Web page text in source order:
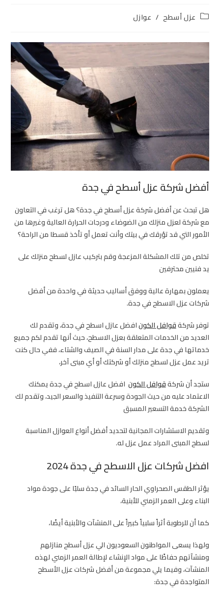
عزل أسطح / عوازل
أفضل شركة عزل أسطح في جدة
هل تبحث عن أفضل شركة عزل أسطح في جدة؟ هل ترغب في التعاون
مع شركة لعزل منزلك من الضوضاء ودرجات الحرارة العالية وغيرها من
الأمور التي قد تؤرقك في بيتك وأنت تعمل أو تأخذ قسطا من الراحة؟
تخلص من تلك المشكلة المزعجة وقم بتركيب عازل لسطح منزلك على
يد فنيين محترفين
يعملون بمهارة عالية ووفق أساليب حديثة في واحدة من أفضل
شركات عزل الاسطح في جدة.
توفر شركةقوافل الكونافضل عازل اسطح في جدة، وتقدم لك
العديد من الخدمات المتعلقة بعزل الاسطح، حيث أنها تقدم لكم جميع
خدماتها في جدة على مدار السنة في الصيف والشتاء، ففي حال كنت
تريد عمل عزل لسطح منزلك أو شركتك أو أي مبنى آخر،
ستجد أن شركةقوافل الكون افضل عازل اسطح في جدة يمكنك
الاعتماد عليه من حيث الجودة وسرعة التنفيذ والسعر الجيد، وتقدم لك
الشركة خدمة التسعير المسبق
وتقديم الاستشارات المجانية لتحديد أفضل أنواع العوازل المناسبة
لسطح المبنى المراد عمل عزل له.
افضل شركات عزل الاسطح في جدة 2024
يؤثر الطقس الصحراوي الحار السائد في جدة سلبًا على جودة مواد
البناء وعلى العمر الزمني للأبنية،
كما أن للرطوبة أثراً سلبياً كبيراً على المنشآت والأبنية أيضًا،
ولهذا يسعى المواطنون السعوديون الي عزل أسطح منازلهم
ومنشآتهم حفاظًا على مواد الإنشاء لإطالة العمر الزمني لهذه
المنشآت، وفيما يلي مجموعة من أفضل شركات عزل الأسطح
المتواجدة في جدة: